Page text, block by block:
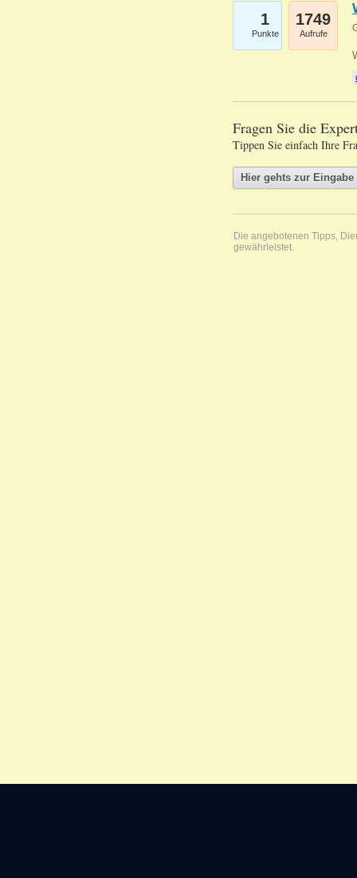
1
Punkte
1749
Aufrufe
Fragen Sie die
Tippen Sie einfach Ihre
Die angebotenen Tipps,
gewährleistet.